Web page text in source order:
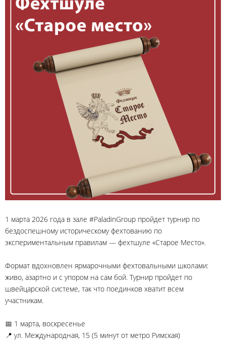
1 марта 2026 года в зале #PaladinGroup пройдет турнир по
бездоспешному историческому фехтованию по
экспериментальным правилам — фехтшуле «Старое Место».
Формат вдохновлен ярмарочными фехтовальными школами:
живо, азартно и с упором на сам бой. Турнир пройдет по
швейцарской системе, так что поединков хватит всем
участникам.
📅 1 марта, воскресенье
📍 ул. Международная, 15 (5 минут от метро Римская)